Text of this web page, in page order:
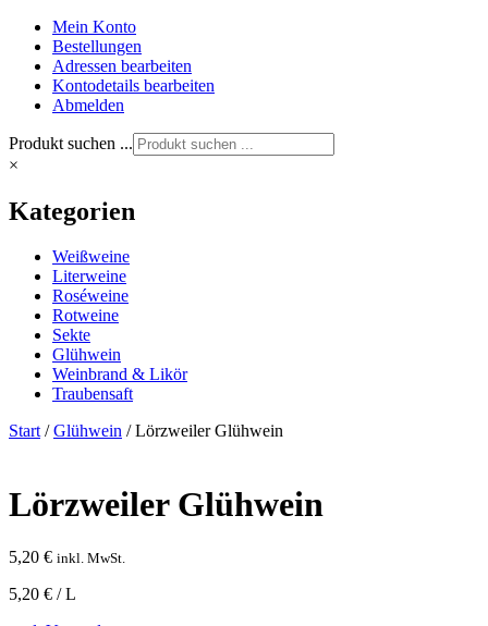
Mein Konto
Bestellungen
Adressen bearbeiten
Kontodetails bearbeiten
Abmelden
Produkt suchen ...
×
Kategorien
Weißweine
Literweine
Roséweine
Rotweine
Sekte
Glühwein
Weinbrand & Likör
Traubensaft
Start/Glühwein / Lörzweiler Glühwein
Lörzweiler Glühwein
5,20 € inkl. MwSt.
5,20 € / L